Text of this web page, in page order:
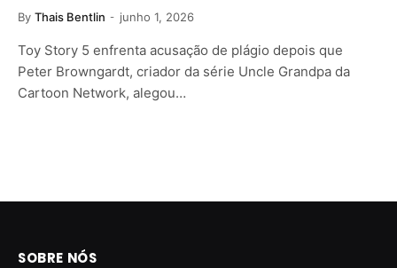
By Thais Bentlin junho 1, 2026
Toy Story 5 enfrenta acusação de plágio depois que
Peter Browngardt, criador da série Uncle Grandpa da
Cartoon Network, alegou…
SOBRE NÓS